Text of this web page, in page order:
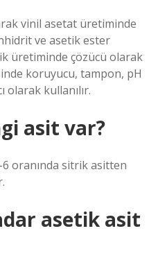
vinil asetat üretiminde
ve asetik ester
üretiminde çözücü olarak
koruyucu, tampon, pH
olarak kullanılır.
asit var?
6 oranında sitrik asitten
asetik asit